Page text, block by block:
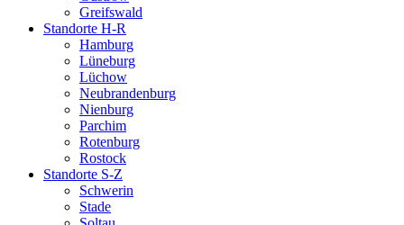
Greifswald
Standorte H-R
Hamburg
Lüneburg
Lüchow
Neubrandenburg
Nienburg
Parchim
Rotenburg
Rostock
Standorte S-Z
Schwerin
Stade